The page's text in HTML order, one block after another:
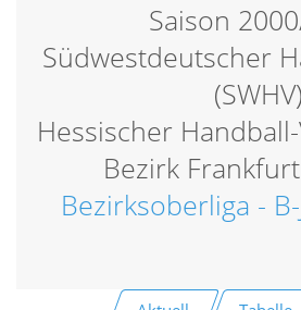
Saison
Südwestdeutscher
(SWHV)
Hessischer
Bezirk
Bezirksoberliga -